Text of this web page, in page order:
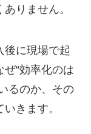
りません。
後に現場で起
“効率化のは
るのか、その
きます。